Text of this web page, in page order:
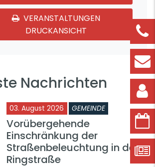
VERANSTALTUNGEN
DRUCKANSICHT
Nachrichten
03. August 2026 GEMEINDE
Vorübergehende
Einschränkung der
Straßenbeleuchtung in der
Ringstraße